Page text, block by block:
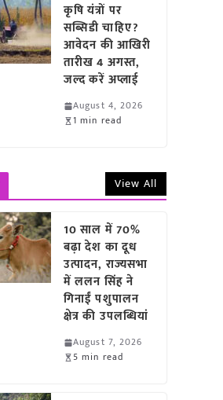
कृषि यंत्रों पर
सब्सिडी चाहिए?
आवेदन की आखिरी
तारीख 4 अगस्त,
जल्द करें अप्लाई
August 4, 2026
1 min read
View All
10 साल में 70%
बढ़ा देश का दूध
उत्पादन, राज्यसभा
में ललन सिंह ने
गिनाईं पशुपालन
क्षेत्र की उपलब्धियां
August 7, 2026
5 min read